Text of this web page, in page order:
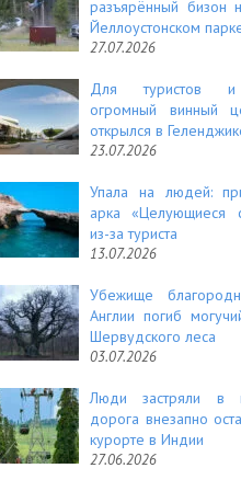
разъярённый бизон
Йеллоустонском
27.07.2026
Для туристов и
огромный винный
открылся в
23.07.2026
Упала на людей:
арка «Целующиеся
из-за туриста
13.07.2026
Убежище
Англии погиб
Шервудского леса
03.07.2026
Люди застряли в
дорога внезапно
курорте в Индии
27.06.2026